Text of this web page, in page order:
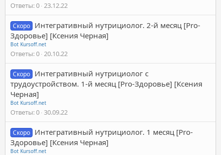
Ответы 0 23.12.22
Скоро Интегративный нутрициолог. 2-й месяц [Pro-
Здоровье] [Ксения Черная]
Bot Kursoff.net
Ответы 0 20.10.22
Скоро Интегративный нутрициолог с
трудоустройством. 1-й месяц [Pro-Здоровье] [Ксения
Черная]
Bot Kursoff.net
Ответы 0 30.09.22
Скоро Интегративный нутрициолог. 1 месяц [Pro-
Здоровье] [Ксения Черная]
Bot Kursoff.net